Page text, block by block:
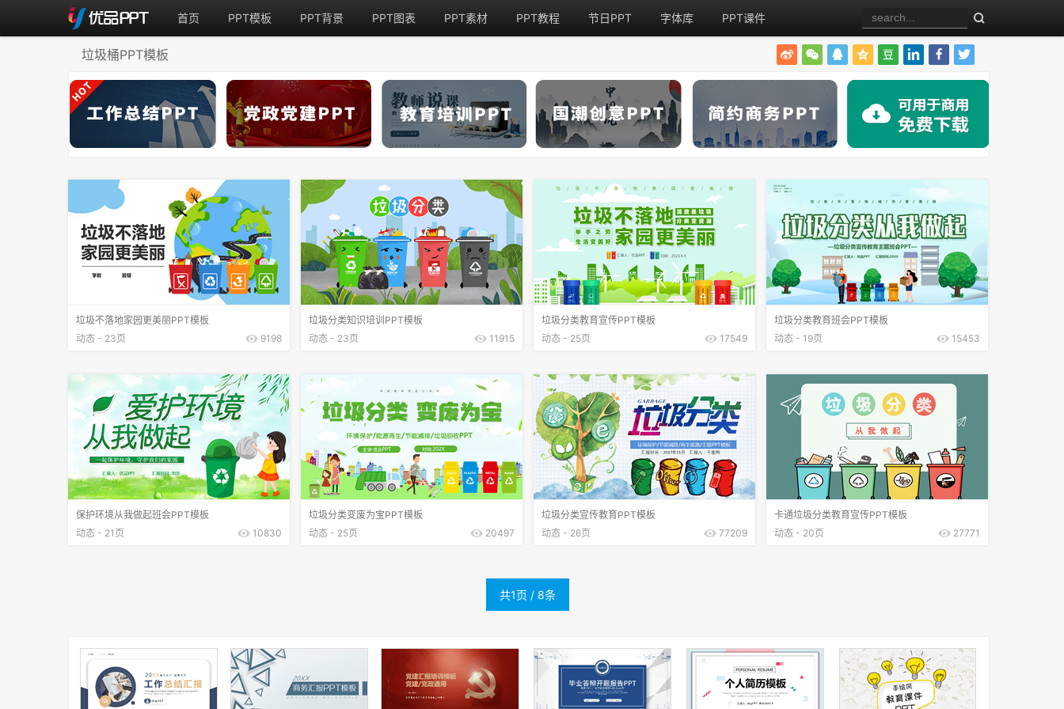
首页 PPT模板 PPT背景 PPT图表 PPT素材 PPT教程 节日PPT 字体库 PPT课件
垃圾桶PPT模板
垃圾不落地家园更美丽PPT模板
动态 - 23页
9198
垃圾分类知识培训PPT模板
动态 - 23页
11915
垃圾分类教育宣传PPT模板
动态 - 25页
17549
垃圾分类教育班会PPT模板
动态 - 19页
15453
保护环境从我做起班会PPT模板
动态 - 21页
10830
垃圾分类变废为宝PPT模板
动态 - 25页
20497
垃圾分类宣传教育PPT模板
动态 - 26页
77209
卡通垃圾分类教育宣传PPT模板
动态 - 20页
27771
共1页 / 8条